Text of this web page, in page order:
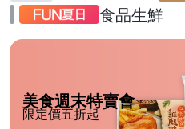
食品生鮮
美食週末特賣會
限定價五折起